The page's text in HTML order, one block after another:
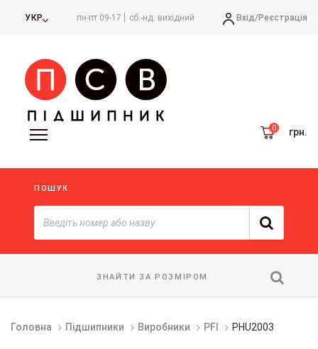
УКР пн-пт 09-17 сб.-нд. вихідний Вхід/Реєстрація
грн.
ПОШУК
ЗНАЙТИ ЗА РОЗМІРОМ
Головна Підшипники Виробники PFI PHU2003